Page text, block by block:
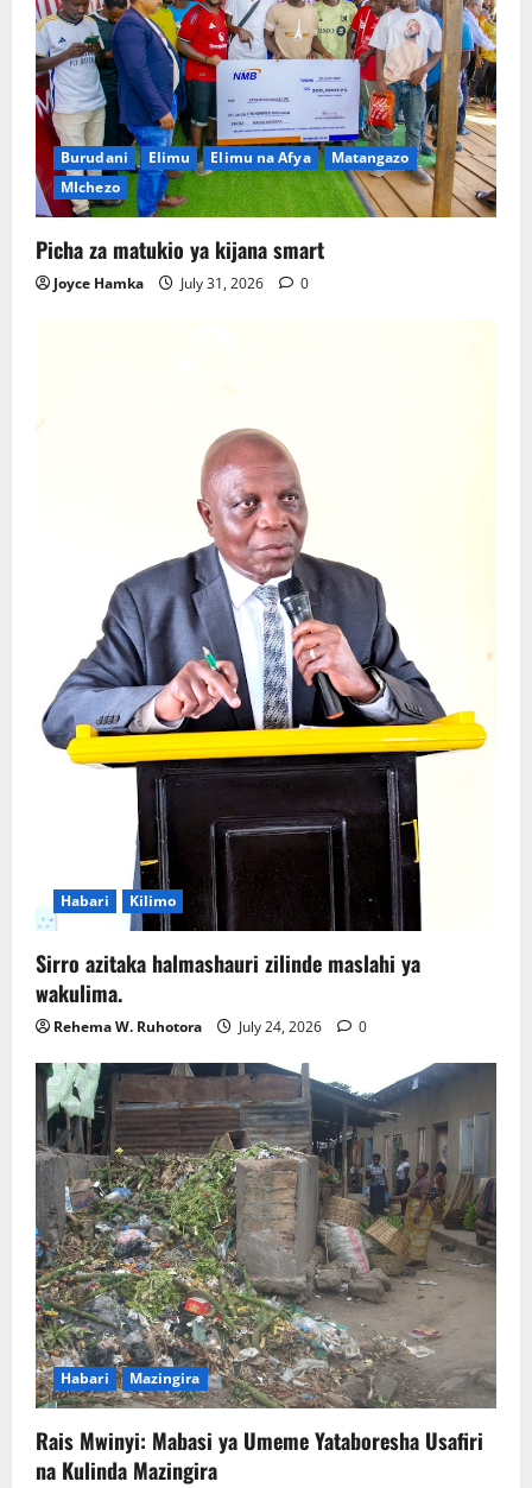
Burudani Elimu Elimu na Afya
Matangazo
MIchezo
Picha za matukio ya kijana smart
Joyce Hamka July 31, 2026 0
Habari Kilimo
Sirro azitaka halmashauri zilinde maslahi ya
wakulima.
Rehema W. Ruhotora July 24, 2026 0
Habari Mazingira
Rais Mwinyi: Mabasi ya Umeme Yataboresha Usafiri
na Kulinda Mazingira